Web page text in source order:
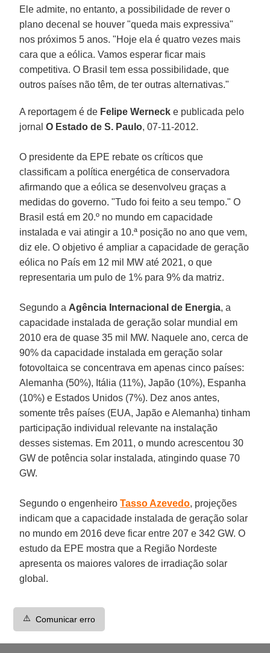
Ele admite, no entanto, a possibilidade de rever o
plano decenal se houver "queda mais expressiva"
nos próximos 5 anos. "Hoje ela é quatro vezes mais
cara que a eólica. Vamos esperar ficar mais
competitiva. O Brasil tem essa possibilidade, que
outros países não têm, de ter outras alternativas."
A reportagem é de Felipe Werneck e publicada pelo
jornalO Estado de S. Paulo, 07-11-2012.
O presidente da EPE rebate os críticos que
classificam a política energética de conservadora
afirmando que a eólica se desenvolveu graças a
medidas do governo. "Tudo foi feito a seu tempo." O
Brasil está em 20.º no mundo em capacidade
instalada e vai atingir a 10.ª posição no ano que vem,
diz ele. O objetivo é ampliar a capacidade de geração
eólica no País em 12 mil MW até 2021, o que
representaria um pulo de 1% para 9% da matriz.
Segundo a Agência Internacional de Energia, a
capacidade instalada de geração solar mundial em
2010 era de quase 35 mil MW. Naquele ano, cerca de
90% da capacidade instalada em geração solar
fotovoltaica se concentrava em apenas cinco países:
Alemanha (50%), Itália (11%), Japão (10%), Espanha
(10%) e Estados Unidos (7%). Dez anos antes,
somente três países (EUA, Japão e Alemanha) tinham
participação individual relevante na instalação
desses sistemas. Em 2011, o mundo acrescentou 30
GW de potência solar instalada, atingindo quase 70
GW.
Segundo o engenheiroTasso Azevedo, projeções
indicam que a capacidade instalada de geração solar
no mundo em 2016 deve ficar entre 207 e 342 GW. O
estudo da EPE mostra que a Região Nordeste
apresenta os maiores valores de irradiação solar
global.
⚠️ Comunicar erro